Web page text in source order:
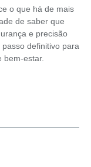
o que há de mais
de saber que
e precisão
definitivo para
bem-estar.